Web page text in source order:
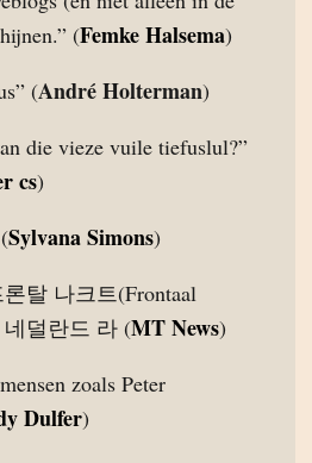
(Femke Halsema)
(André Holterman)
die vieze vuile tiefuslul?”
cs)
Sylvana Simons)
탈 나크트(Frontaal
덜란드 라 (MT News)
zoals Peter
Dulfer)